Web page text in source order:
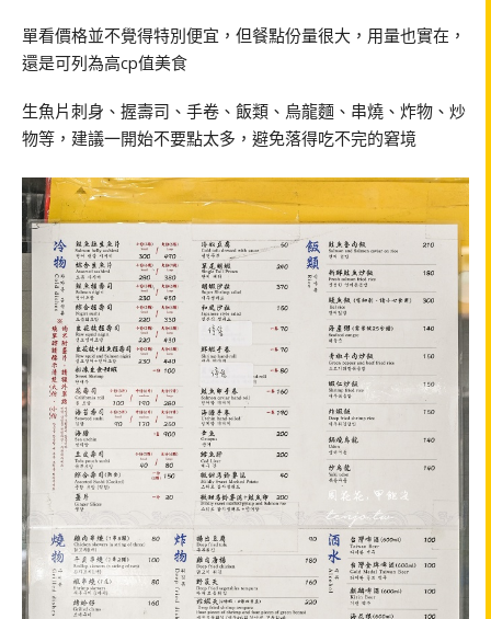
單看價格並不覺得特別便宜，但餐點份量很大，用量也實在，
還是可列為高cp值美食
生魚片刺身、握壽司、手卷、飯類、烏龍麵、串燒、炸物、炒
物等，建議一開始不要點太多，避免落得吃不完的窘境